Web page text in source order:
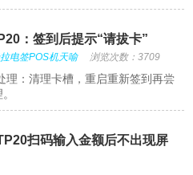
：签到后提示“请拔卡”
电签POS机天喻 浏览次数：3709
理：清理卡槽，重启重新签到再尝
扫码输入金额后不出现屏